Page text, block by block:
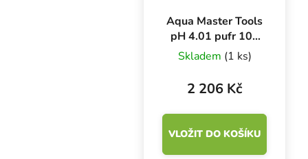
Aqua Master Tools
pH 4.01 pufr 100
ml, kalibrační
roztok BOX 18 ks
Skladem (1 ks)
2 206 Kč
VLOŽIT DO KOŠÍKU